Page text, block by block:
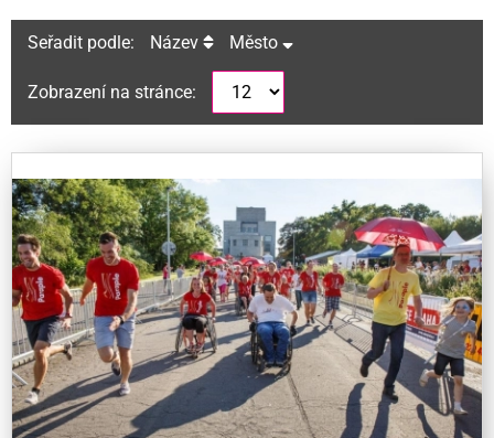
Seřadit podle: Název Město
Zobrazení na stránce: